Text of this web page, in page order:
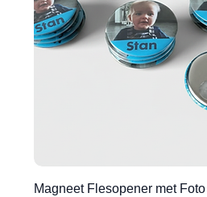
Magneet Flesopener met